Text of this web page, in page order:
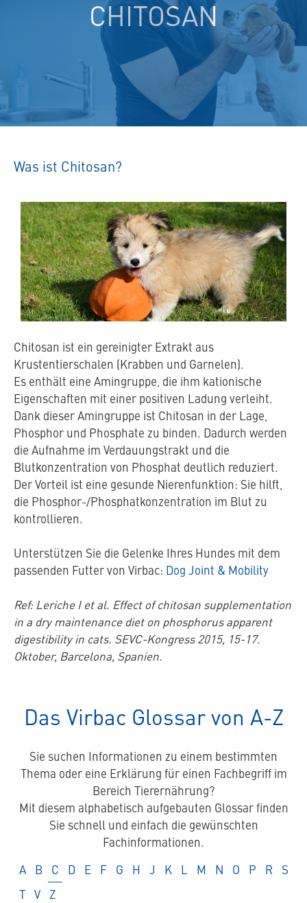
CHITOSAN
Was ist Chitosan?
Chitosan ist ein gereinigter Extrakt aus
Krustentierschalen (Krabben und Garnelen).
Es enthält eine Amingruppe, die ihm kationische
Eigenschaften mit einer positiven Ladung verleiht.
Dank dieser Amingruppe ist Chitosan in der Lage,
Phosphor und Phosphate zu binden. Dadurch werden
die Aufnahme im Verdauungstrakt und die
Blutkonzentration von Phosphat deutlich reduziert.
Der Vorteil ist eine gesunde Nierenfunktion: Sie hilft,
die Phosphor-/Phosphatkonzentration im Blut zu
kontrollieren.
Unterstützen Sie die Gelenke Ihres Hundes mit dem
passenden Futter von Virbac: Dog Joint & Mobility
Ref: Leriche I et al. Effect of chitosan supplementation
in a dry maintenance diet on phosphorus apparent
digestibility in cats. SEVC-Kongress 2015, 15-17.
Oktober, Barcelona, Spanien.
Das Virbac Glossar von A-Z
Sie suchen Informationen zu einem bestimmten
Thema oder eine Erklärung für einen Fachbegriff im
Bereich Tierernährung?
Mit diesem alphabetisch aufgebauten Glossar finden
Sie schnell und einfach die gewünschten
Fachinformationen.
Glossar
A Glossar
B Glossar
C Glossar
D Glossar
E Glossar
F Glossar
G Glossar
H Glossar
J Glossar
K Glossar
L Glossar
M Glossar
N Glossar
O Glossar
P Glossar
R
S
Glossar
T Glossar
V Glossar
Z